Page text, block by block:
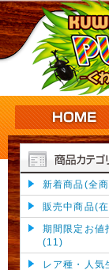
新着商品(全
販売中商品(
期間限定お値
(11)
レア種・人気